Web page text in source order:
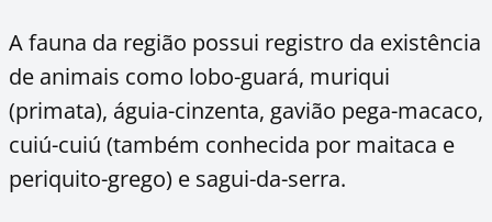
A fauna da região possui registro da existência
de animais como lobo-guará, muriqui
(primata), águia-cinzenta, gavião pega-macaco,
cuiú-cuiú (também conhecida por maitaca e
periquito-grego) e sagui-da-serra.